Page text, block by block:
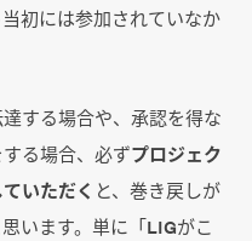
初には参加されていなか
する場合や、承認を得な
る場合、必ずプロジェク
いただく と、巻き戻しが
います。単に「LIGがこ